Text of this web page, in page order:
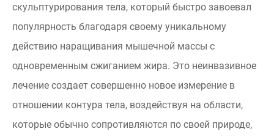
скульптурирования тела, который быстро завоевал
популярность благодаря своему уникальному
действию наращивания мышечной массы с
одновременным сжиганием жира. Это неинвазивное
лечение создает совершенно новое измерение в
отношении контура тела, воздействуя на области,
которые обычно сопротивляются по своей природе,